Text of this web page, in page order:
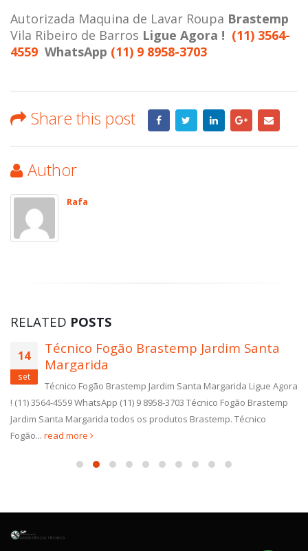
Autorizada Maquina de Lavar Roupa Brastemp
Vila Ribeiro de Barros Ligue Agora ! (11) 3564-
4559 WhatsApp (11) 9 8958-3703
Share this post
Author
Rafa
RELATED POSTS
14
set
Técnico Fogão Brastemp Jardim Santa
Margarida
Técnico Fogão Brastemp Jardim Santa Margarida Ligue Agora
! (11) 3564-4559 WhatsApp (11) 9 8958-3703 Técnico Fogão Brastemp
Jardim Santa Margarida todos os produtos Brastemp. Técnico
Fogão... read more